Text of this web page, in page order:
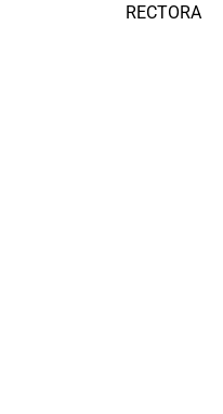
RECTORA